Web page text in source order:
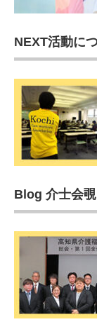
NEXT活動に
Blog 介士会覗